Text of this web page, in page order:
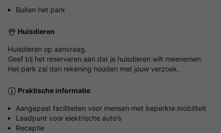
Buiten het park
Huisdieren
Huisdieren op aanvraag.
Geef bij het reserveren aan dat je huisdieren wilt meenemen.
Het park zal dan rekening houden met jouw verzoek.
Praktische informatie
Aangepast faciliteiten voor mensen met beperkte mobiliteit
Laadpunt voor elektrische auto's
Receptie